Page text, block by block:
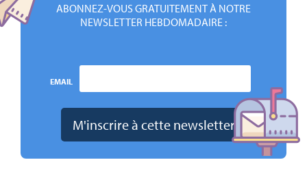
ABONNEZ-VOUS GRATUITEMENT À NOTRE
NEWSLETTER HEBDOMADAIRE :
EMAIL